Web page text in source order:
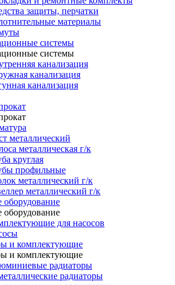
защиты, перчатки
материалы
системы
системы
канализация
канализация
канализация
металлический
металлическая г/к
круглая
профильные
металлический г/к
металлический г/к
оборудование
оборудование
для насосов
и комплектующие
и комплектующие
радиаторы
радиаторы